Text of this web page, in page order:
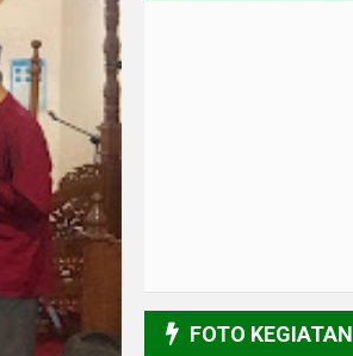
FOTO KEGIATAN